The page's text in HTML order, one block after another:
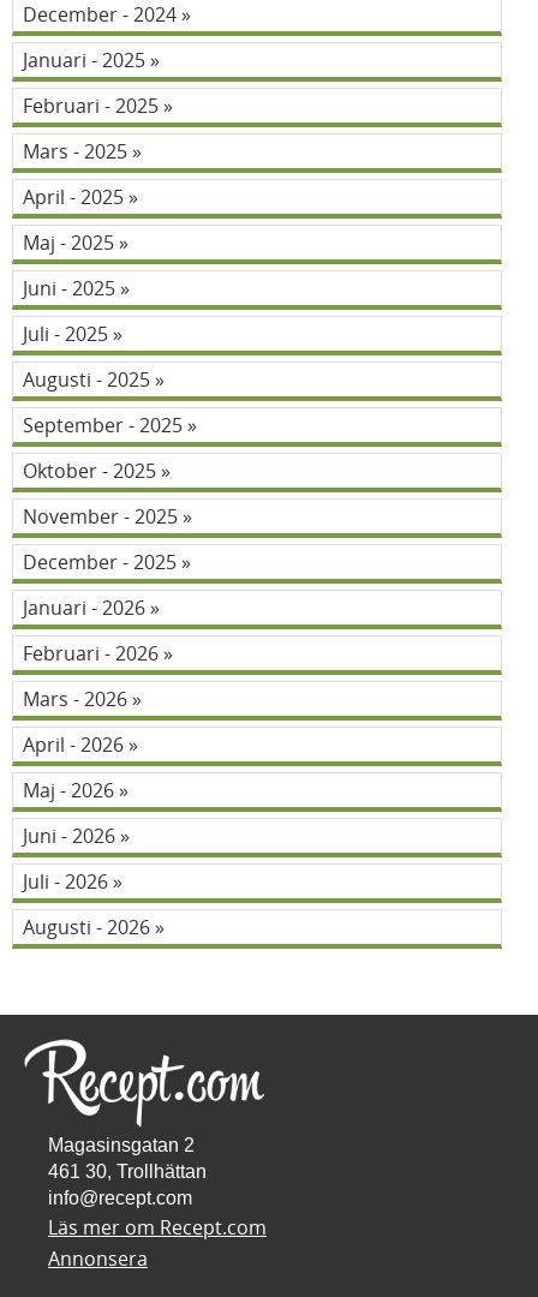
December - 2024
Januari - 2025
Februari - 2025
Mars - 2025
April - 2025
Maj - 2025
Juni - 2025
Juli - 2025
Augusti - 2025
September - 2025
Oktober - 2025
November - 2025
December - 2025
Januari - 2026
Februari - 2026
Mars - 2026
April - 2026
Maj - 2026
Juni - 2026
Juli - 2026
Augusti - 2026
Magasinsgatan 2
461 30, Trollhättan
info@recept.com
Läs mer om Recept.com
Annonsera